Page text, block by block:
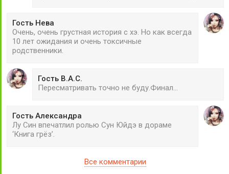
Гость Нева
Очень, очень грустная история с хэ. Но как всегда
10 лет ожидания и очень токсичные
родственники.
Гость В.А.С.
Пересматривать точно не буду.Финал...
Гость Александра
Лу Син впечатлил ролью Сун Юйдэ в дораме
‘Книга грёз’.
Все комментарии